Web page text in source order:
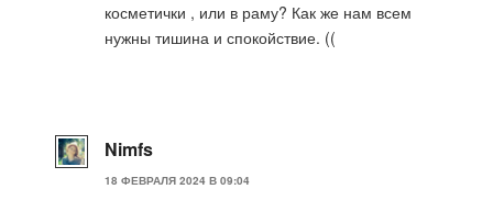
косметички , или в раму? Как же нам всем
нужны тишина и спокойствие. ((
Nimfs
18 ФЕВРАЛЯ 2024 В 09:04